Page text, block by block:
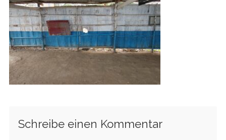
Schreibe einen Kommentar